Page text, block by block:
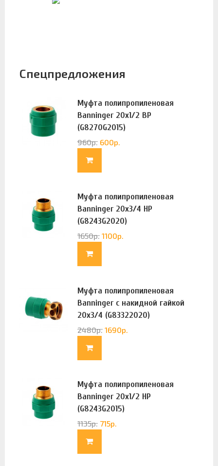
Спецпредложения
Муфта полипропиленовая
Banninger 20х1/2 ВР
(G8270G2015)
960р. 600р.
Муфта полипропиленовая
Banninger 20х3/4 НР
(G8243G2020)
1650р. 1100р.
Муфта полипропиленовая
Banninger с накидной гайкой
20х3/4 (G83322020)
2480р. 1690р.
Муфта полипропиленовая
Banninger 20х1/2 НР
(G8243G2015)
1135р. 715р.